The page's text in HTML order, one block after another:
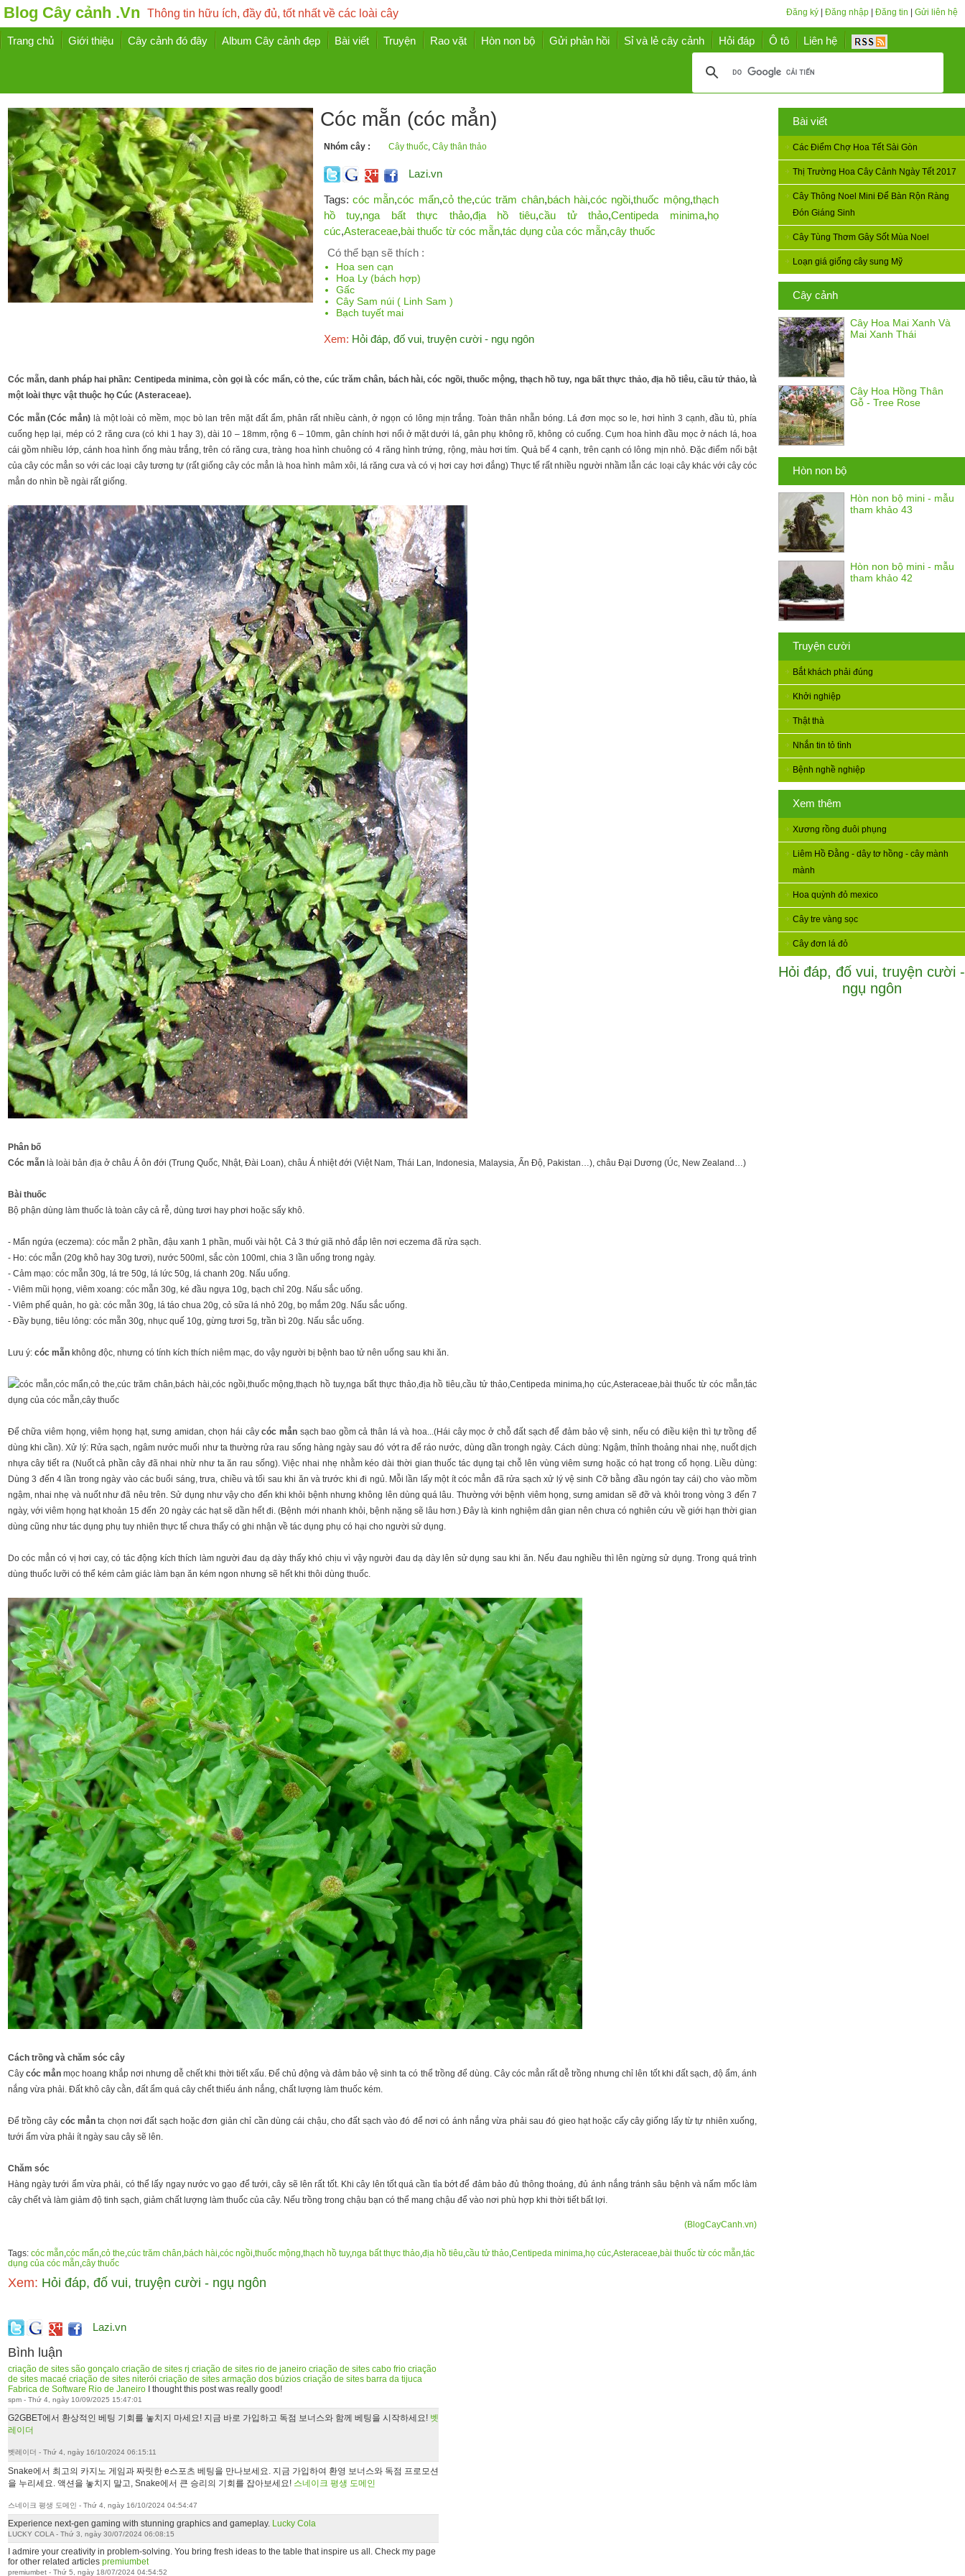
Blog Cây cảnh .Vn Thông tin hữu ích, đầy đủ, tốt nhất về các loài cây Đăng ký Đăng nhập Đăng tin Gửi liên hệ
Trang chủ Giới thiệu Cây cảnh đó đây Album Cây cảnh đẹp Bài viết Truyện Rao vặt Hòn non bộ Gửi phản hồi Sỉ và lẻ cây cảnh Hỏi đáp Ô tô Liên hệ
Bài viết
Các Điểm Chợ Hoa Tết Sài Gòn
Thị Trường Hoa Cây Cảnh Ngày Tết 2017
Cây Thông Noel Mini Để Bàn Rộn Ràng
Đón Giáng Sinh
Cây Tùng Thơm Gây Sốt Mùa Noel
Loạn giá giống cây sung Mỹ
Cây cảnh
Cây Hoa Mai Xanh Và
Mai Xanh Thái
Cây Hoa Hồng Thân
Gỗ - Tree Rose
Hòn non bộ
Hòn non bộ mini - mẫu
tham khảo 43
Hòn non bộ mini - mẫu
tham khảo 42
Truyện cười
Bắt khách phải đúng
Khởi nghiệp
Thật thà
Nhắn tin tỏ tình
Bệnh nghề nghiệp
Xem thêm
Xương rồng đuôi phụng
Liêm Hồ Đằng - dây tơ hồng - cây mành
mành
Hoa quỳnh đỏ mexico
Cây tre vàng sọc
Cây đơn lá đỏ
Hỏi đáp, đố vui, truyện cười -
ngụ ngôn
Cóc mẵn (cóc mẳn)
Nhóm cây : Cây thuốc, Cây thân thảo
Lazi.vn
Tags:cóc mẵn,cóc mẩn,cỏ the,cúc trăm chân,bách hài,cóc ngồi,thuốc mộng,thạch
hồ tuy,nga bất thực thảo,địa hồ tiêu,cầu tử thảo,Centipeda minima,họ
cúc,Asteraceae,bài thuốc từ cóc mẵn,tác dụng của cóc mẵn,cây thuốc
Có thể bạn sẽ thích :
Hoa sen cạn
Hoa Ly (bách hợp)
Gấc
Cây Sam núi ( Linh Sam )
Bạch tuyết mai
Xem: Hỏi đáp, đố vui, truyện cười - ngụ ngôn
Cóc mẵn, danh pháp hai phần: Centipeda minima, còn gọi là cóc mẩn, cỏ the, cúc trăm chân, bách hài, cóc ngồi, thuốc mộng, thạch hồ tuy, nga bất thực thảo, địa hồ tiêu, cầu tử thảo, là
một loài thực vật thuộc họ Cúc (Asteraceae).
Cóc mẵn (Cóc mẳn) là một loài cỏ mềm, mọc bò lan trên mặt đất ẩm, phân rất nhiều cành, ở ngọn có lông mịn trắng. Toàn thân nhẵn bóng. Lá đơn mọc so le, hơi hình 3 cạnh, đầu tù, phía
cuống hẹp lại, mép có 2 răng cưa (có khi 1 hay 3), dài 10 – 18mm, rộng 6 – 10mm, gân chính hơi nổi ở mặt dưới lá, gân phụ không rõ, không có cuống. Cụm hoa hình đầu mọc ở nách lá, hoa
cái gồm nhiều lớp, cánh hoa hình ống màu trắng, trên có răng cưa, tràng hoa hình chuông có 4 răng hình trứng, rộng, màu hơi tím. Quả bế 4 cạnh, trên cạnh có lông mịn nhỏ. Đặc điểm nổi bật
của cây cóc mẳn so với các loại cây tương tự (rất giống cây cóc mẳn là hoa hình mâm xôi, lá răng cưa và có vị hơi cay hơi đắng) Thực tế rất nhiều người nhầm lẫn các loại cây khác với cây cóc
mẳn do nhìn bề ngài rất giống.
Phân bố
Cóc mẵnlà loài bản địa ở châu Á ôn đới (Trung Quốc, Nhật, Đài Loan), châu Á nhiệt đới (Việt Nam, Thái Lan, Indonesia, Malaysia, Ấn Độ, Pakistan…), châu Đại Dương (Úc, New Zealand…)
Bài thuốc
Bộ phận dùng làm thuốc là toàn cây cả rễ, dùng tươi hay phơi hoặc sấy khô.
- Mẩn ngứa (eczema): cóc mẵn 2 phần, đậu xanh 1 phần, muối vài hột. Cả 3 thứ giã nhỏ đắp lên nơi eczema đã rửa sạch.
- Ho: cóc mẵn (20g khô hay 30g tươi), nước 500ml, sắc còn 100ml, chia 3 lần uống trong ngày.
- Cảm mạo: cóc mẵn 30g, lá tre 50g, lá lức 50g, lá chanh 20g. Nấu uống.
- Viêm mũi họng, viêm xoang: cóc mẵn 30g, ké đầu ngựa 10g, bạch chỉ 20g. Nấu sắc uống.
- Viêm phế quản, ho gà: cóc mẵn 30g, lá táo chua 20g, cỏ sữa lá nhỏ 20g, bọ mắm 20g. Nấu sắc uống.
- Đầy bụng, tiêu lỏng: cóc mẵn 30g, nhục quế 10g, gừng tươi 5g, trần bì 20g. Nấu sắc uống.
Lưu ý: cóc mẵnkhông độc, nhưng có tính kích thích niêm mạc, do vậy người bị bệnh bao tử nên uống sau khi ăn.
Để chữa viêm họng, viêm họng hạt, sưng amidan, chọn hái câycóc mẳnsạch bao gồm cả thân lá và hoa...(Hái cây mọc ở chỗ đất sạch để đảm bảo vệ sinh, nếu có điều kiện thì tự trồng để
dùng khi cần). Xử lý: Rửa sạch, ngâm nước muối như ta thường rửa rau sống hàng ngày sau đó vớt ra để ráo nước, dùng dần trongh ngày. Cách dùng: Ngậm, thỉnh thoảng nhai nhẹ, nuốt dịch
nhựa cây tiết ra (Nuốt cả phần cây đã nhai nhừ như ta ăn rau sống). Việc nhai nhẹ nhằm kéo dài thời gian thuốc tác dụng tại chỗ lên vùng viêm sưng hoặc có hạt trong cổ họng. Liều dùng:
Dùng 3 đến 4 lần trong ngày vào các buổi sáng, trưa, chiều và tối sau khi ăn và trước khi đi ngủ. Mỗi lần lấy một ít cóc mẳn đã rửa sạch xử lý vệ sinh Cỡ bằng đầu ngón tay cái) cho vào mồm
ngậm, nhai nhẹ và nuốt như đã nêu trên. Sử dụng như vậy cho đến khi khỏi bệnh nhưng không lên dùng quá lâu. Thường với bệnh viêm họng, sưng amidan sẽ đỡ và khỏi trong vòng 3 đến 7
ngày, với viêm họng hạt khoản 15 đến 20 ngày các hạt sẽ dần hết đi. (Bệnh mới nhanh khỏi, bệnh nặng sẽ lâu hơn.) Đây là kinh nghiệm dân gian nên chưa có nghiên cứu về giới hạn thời gian
dùng cũng như tác dụng phụ tuy nhiên thực tế chưa thấy có ghi nhận về tác dụng phụ có hại cho người sử dụng.
Do cóc mẳn có vị hơi cay, có tác động kích thích làm người đau dạ dày thấy khó chịu vì vậy người đau dạ dày lên sử dụng sau khi ăn. Nếu đau nghiều thì lên ngừng sử dụng. Trong quá trình
dùng thuốc lưỡi có thể kém cảm giác làm bạn ăn kém ngon nhưng sẽ hết khi thôi dùng thuốc.
Cách trồng và chăm sóc cây
Cây cóc mẳnmọc hoang khắp nơi nhưng dễ chết khi thời tiết xấu. Để chủ động và đảm bảo vệ sinh ta có thể trồng để dùng. Cây cóc mẳn rất dễ trồng nhưng chỉ lên tốt khi đất sạch, độ ẩm, ánh
nắng vừa phải. Đất khô cây cằn, đất ẩm quá cây chết thiếu ánh nắng, chất lượng làm thuốc kém.
Để trồng cây cóc mẳn ta chọn nơi đất sạch hoặc đơn giản chỉ cần dùng cái chậu, cho đất sạch vào đó để nơi có ánh nắng vừa phải sau đó gieo hạt hoặc cấy cây giống lấy từ tự nhiên xuống,
tưới ẩm vừa phải ít ngày sau cây sẽ lên.
Chăm sóc
Hàng ngày tưới ẩm vừa phải, có thể lấy ngay nước vo gạo để tưới, cây sẽ lên rất tốt. Khi cây lên tốt quá cần tỉa bớt để đảm bảo đủ thông thoáng, đủ ánh nắng tránh sâu bệnh và nấm mốc làm
cây chết và làm giảm độ tinh sạch, giảm chất lượng làm thuốc của cây. Nếu trồng trong chậu bạn có thể mang chậu để vào nơi phù hợp khi thời tiết bất lợi.
(BlogCayCanh.vn)
Tags: cóc mẵn,cóc mẩn,cỏ the,cúc trăm chân,bách hài,cóc ngồi,thuốc mộng,thạch hồ tuy,nga bất thực thảo,địa hồ tiêu,cầu tử thảo,Centipeda minima,họ cúc,Asteraceae,bài thuốc từ cóc mẵn,tác
dụng của cóc mẵn,cây thuốc
Xem: Hỏi đáp, đố vui, truyện cười - ngụ ngôn
Lazi.vn
Bình luận
criação de sites são gonçalo criação de sites rj criação de sites rio de janeiro criação de sites cabo frio criação
de sites macaé criação de sites niterói criação de sites armação dos búzios criação de sites barra da tijuca
Fabrica de Software Rio de JaneiroI thought this post was really good!
spm - Thứ 4, ngày 10/09/2025 15:47:01
G2GBET에서 환상적인 베팅 기회를 놓치지 마세요! 지금 바로 가입하고 독점 보너스와 함께 베팅을 시작하세요! 벳
레이더
벳레이더 - Thứ 4, ngày 16/10/2024 06:15:11
Snake에서 최고의 카지노 게임과 짜릿한 e스포츠 베팅을 만나보세요. 지금 가입하여 환영 보너스와 독점 프로모션
을 누리세요. 액션을 놓치지 말고, Snake에서 큰 승리의 기회를 잡아보세요! 스네이크 평생 도메인
스네이크 평생 도메인 - Thứ 4, ngày 16/10/2024 04:54:47
Experience next-gen gaming with stunning graphics and gameplay. Lucky Cola
LUCKY COLA - Thứ 3, ngày 30/07/2024 06:08:15
I admire your creativity in problem-solving. You bring fresh ideas to the table that inspire us all. Check my page
for other related articles premiumbet
premiumbet - Thứ 5, ngày 18/07/2024 04:54:52